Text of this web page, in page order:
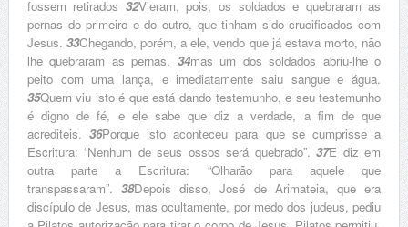
fossem retirados 32Vieram, pois, os soldados e quebraram as
pernas do primeiro e do outro, que tinham sido crucificados com
Jesus.33Chegando, porém, a ele, vendo que já estava morto, não
lhe quebraram as pernas, 34mas um dos soldados abriu-lhe o
peito com uma lança, e imediatamente saiu sangue e água.
35Quem viu isto é que está dando testemunho, e seu testemunho
é digno de fé, e ele sabe que diz a verdade, a fim de que
acrediteis.36Porque isto aconteceu para que se cumprisse a
Escritura: “Nenhum de seus ossos será quebrado”.37E diz em
outra parte a Escritura: “Olharão para aquele que
transpassaram”.38Depois disso, José de Arimateia, que era
discípulo de Jesus, mas ocultamente, por medo dos judeus, pediu